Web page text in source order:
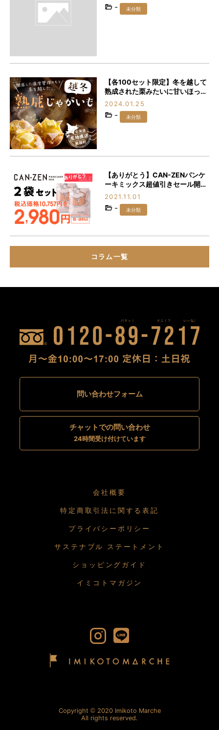
- 未分類
【各100セット限定】冬を越して
熟成された栗みたいに甘いほっく
ほくの「越冬熟成じゃがいも」を
食べなきゃ損♪
2024.01.25
- 未分類
【ありがとう】CAN-ZENパンケ
ーキミックス超値引きセール開
催！！！
2021.11.01
- 未分類
コラム一覧
会社概要
特定商取引法に関する表記
プライバシーポリシー
サステナブル ステートメント
ショッピングガイド
イミコトマガジン
問い合わせフォーム
チャットでの問い合わせ
24時間受け付けています
Copyright
2020 Imikoto Marche
All rights reserved.